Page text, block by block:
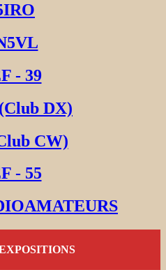
- 39
DX)
CW)
- 55